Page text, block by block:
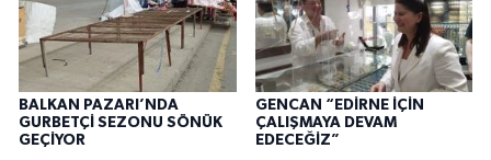
BALKAN PAZARI’NDA
GURBETÇİ SEZONU SÖNÜK
GEÇİYOR
GENCAN “EDİRNE İÇİN
ÇALIŞMAYA DEVAM
EDECEĞİZ”